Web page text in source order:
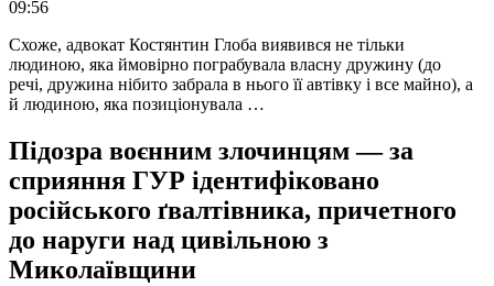
09:56
Схоже, адвокат Костянтин Глоба виявився не тільки
людиною, яка ймовірно пограбувала власну дружину (до
речі, дружина нібито забрала в нього її автівку і все майно), а
й людиною, яка позиціонувала …
Підозра воєнним злочинцям — за
сприяння ГУР ідентифіковано
російського ґвалтівника, причетного
до наруги над цивільною з
Миколаївщини